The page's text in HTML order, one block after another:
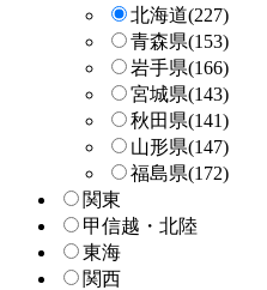
北海道(227)
青森県(153)
岩手県(166)
宮城県(143)
秋田県(141)
山形県(147)
福島県(172)
関東
甲信越・北陸
東海
関西